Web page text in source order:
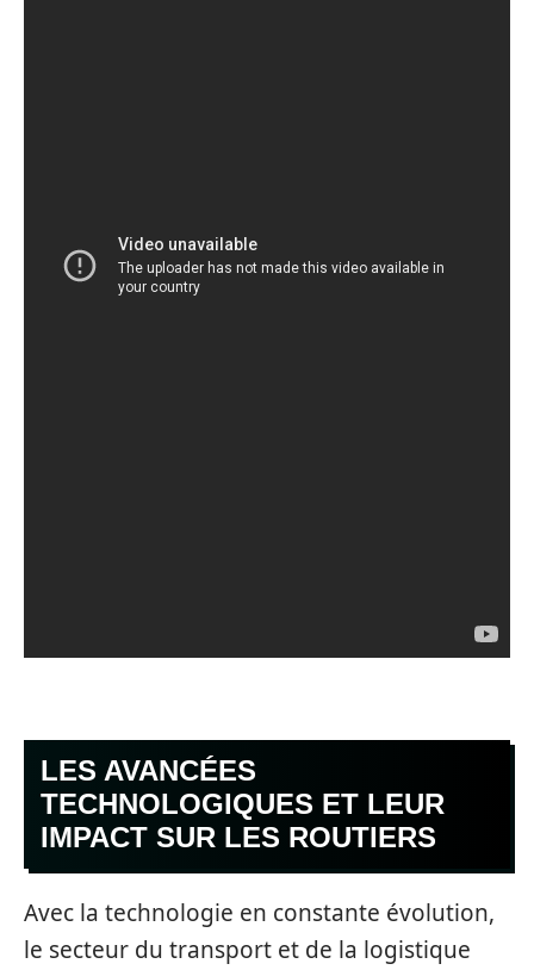
LES AVANCÉES
TECHNOLOGIQUES ET LEUR
IMPACT SUR LES ROUTIERS
Avec la technologie en constante évolution,
le secteur du transport et de la logistique